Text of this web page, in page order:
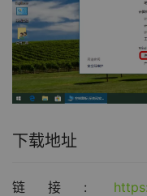
下载地址
链接: